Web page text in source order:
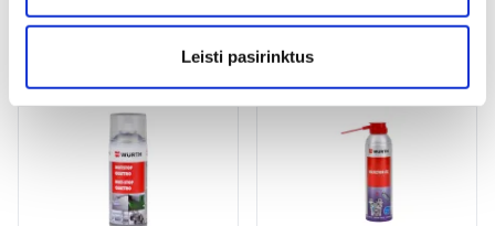
Leisti pasirinktus
2 variantai
Žiūrėti detaliau